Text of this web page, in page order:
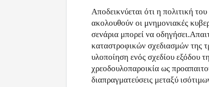
Αποδεικνύεται ότι η πολιτική
ακολουθούν οι μνημονιακές
σενάρια μπορεί να
καταστροφικών σχεδιασμών της
υλοποίηση ενός σχεδίου εξόδου
χρεοδουλοπαροικία ως
διαπραγματεύσεις μεταξύ